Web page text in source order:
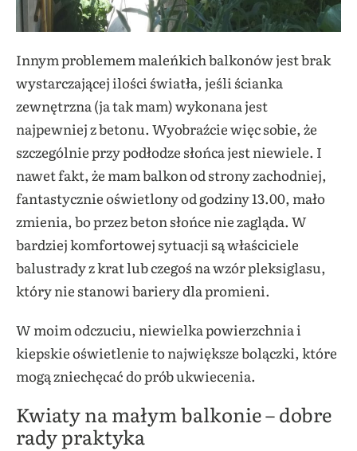
Innym problemem maleńkich balkonów jest brak
wystarczającej ilości światła, jeśli ścianka
zewnętrzna (ja tak mam) wykonana jest
najpewniej z betonu. Wyobraźcie więc sobie, że
szczególnie przy podłodze słońca jest niewiele. I
nawet fakt, że mam balkon od strony zachodniej,
fantastycznie oświetlony od godziny 13.00, mało
zmienia, bo przez beton słońce nie zagląda. W
bardziej komfortowej sytuacji są właściciele
balustrady z krat lub czegoś na wzór pleksiglasu,
który nie stanowi bariery dla promieni.
W moim odczuciu, niewielka powierzchnia i
kiepskie oświetlenie to największe bolączki, które
mogą zniechęcać do prób ukwiecenia.
Kwiaty na małym balkonie – dobre
rady praktyka